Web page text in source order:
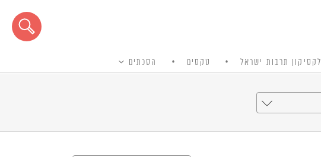
לקסיקון תרבות ישראל טקסים הסכתים